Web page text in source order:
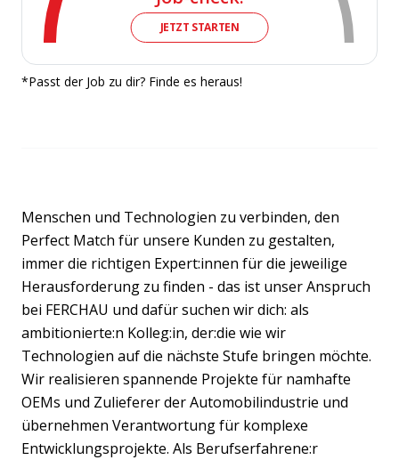
JETZT STARTEN
*Passt der Job zu dir? Finde es heraus!
Menschen und Technologien zu verbinden, den
Perfect Match für unsere Kunden zu gestalten,
immer die richtigen Expert:innen für die jeweilige
Herausforderung zu finden - das ist unser Anspruch
bei FERCHAU und dafür suchen wir dich: als
ambitionierte:n Kolleg:in, der:die wie wir
Technologien auf die nächste Stufe bringen möchte.
Wir realisieren spannende Projekte für namhafte
OEMs und Zulieferer der Automobilindustrie und
übernehmen Verantwortung für komplexe
Entwicklungsprojekte. Als Berufserfahrene:r